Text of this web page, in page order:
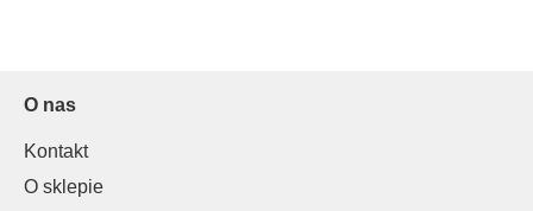
O nas
Kontakt
O sklepie